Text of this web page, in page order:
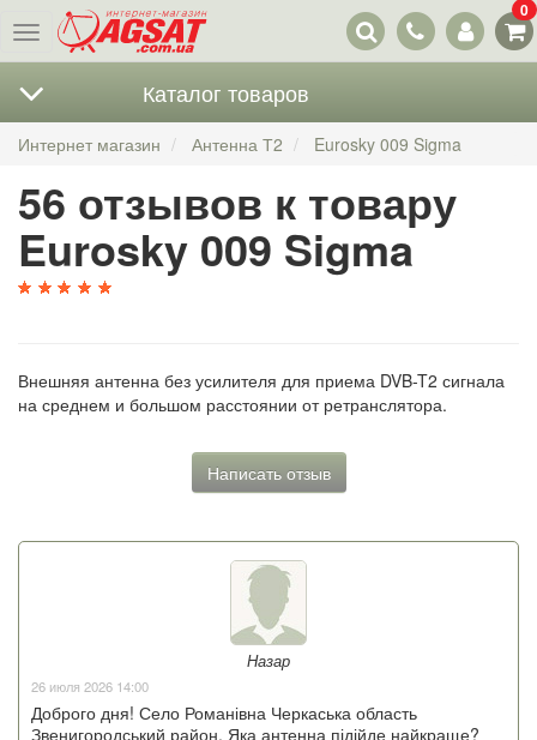
Меню
Наши
контакты
0
Каталог товаров
Интернет магазин Антенна Т2 Eurosky 009 Sigma
56 отзывов к товару
Eurosky 009 Sigma
Внешняя антенна без усилителя для приема DVB-T2 сигнала
на среднем и большом расстоянии от ретранслятора.
Написать отзыв
Назар
26 июля 2026 14:00
Доброго дня! Село Романівна Черкаська область
Звенигородський район. Яка антенна підійде найкраще?